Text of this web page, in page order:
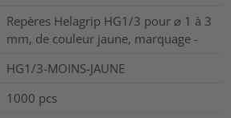
Repères Helagrip HG1/3 pour ⌀ 1 à 3
mm, de couleur jaune, marquage -
HG1/3-MOINS-JAUNE
1000 pcs